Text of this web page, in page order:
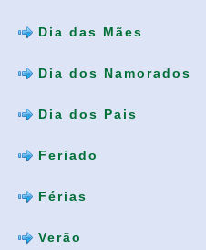
Dia das Mães
Dia dos Namorados
Dia dos Pais
Feriado
Férias
Verão